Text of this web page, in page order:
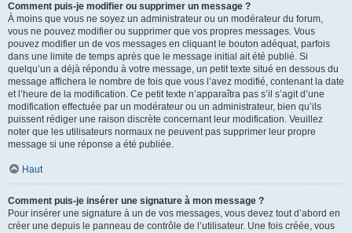
Comment puis-je modifier ou supprimer un message ?
À moins que vous ne soyez un administrateur ou un modérateur du forum,
vous ne pouvez modifier ou supprimer que vos propres messages. Vous
pouvez modifier un de vos messages en cliquant le bouton adéquat, parfois
dans une limite de temps après que le message initial ait été publié. Si
quelqu’un a déjà répondu à votre message, un petit texte situé en dessous du
message affichera le nombre de fois que vous l’avez modifié, contenant la date
et l’heure de la modification. Ce petit texte n’apparaîtra pas s’il s’agit d’une
modification effectuée par un modérateur ou un administrateur, bien qu’ils
puissent rédiger une raison discrète concernant leur modification. Veuillez
noter que les utilisateurs normaux ne peuvent pas supprimer leur propre
message si une réponse a été publiée.
Haut
Comment puis-je insérer une signature à mon message ?
Pour insérer une signature à un de vos messages, vous devez tout d’abord en
créer une depuis le panneau de contrôle de l’utilisateur. Une fois créée, vous